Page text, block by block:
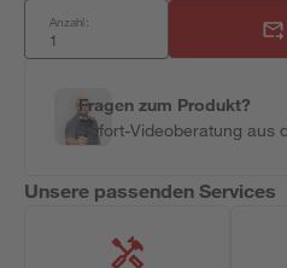
Anzahl:
Fragen zum Produkt?
Sofort-Videoberatung aus
Unsere passenden Services